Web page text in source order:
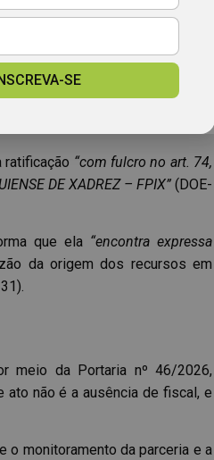
pelo contexto. Na edição
portaria que instaurou
pagamento a uma empresa de
dois atos.
ratificação “com fulcro no art. 74,
DE XADREZ – FPIX” (DOE-
que ela “encontra expressa
da origem dos recursos em
meio da Portaria nº 46/2026,
ato não é a ausência de fiscal, e
o monitoramento da parceria e a
SE